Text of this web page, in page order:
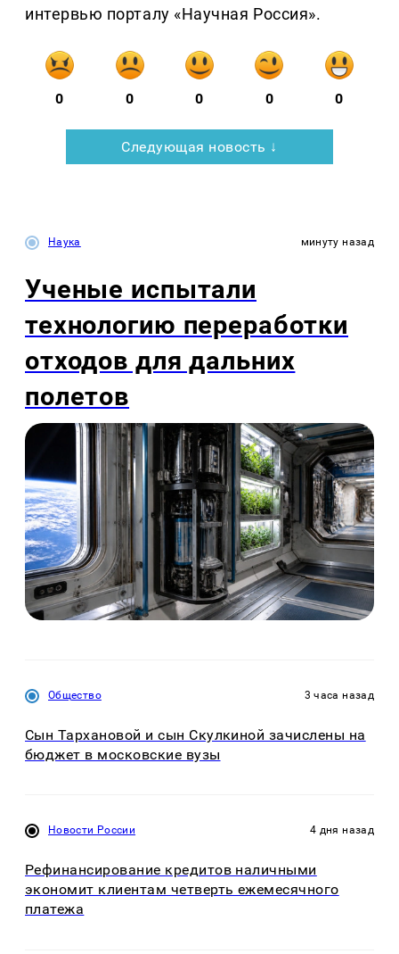
интервью порталу «Научная Россия».
0 0 0 0 0
Следующая новость ↓
Наука минуту назад
Ученые испытали
технологию переработки
отходов для дальних
полетов
Общество 3 часа назад
Сын Тархановой и сын Скулкиной зачислены на
бюджет в московские вузы
Новости России 4 дня назад
Рефинансирование кредитов наличными
экономит клиентам четверть ежемесячного
платежа